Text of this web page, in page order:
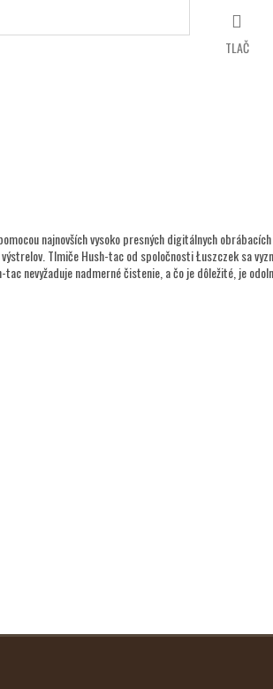
TLAČ
najnovších vysoko presných digitálnych
Tlmiče Hush-tac od spoločnosti Łuszczek sa
nevyžaduje nadmerné čistenie, a čo je dôležité, je